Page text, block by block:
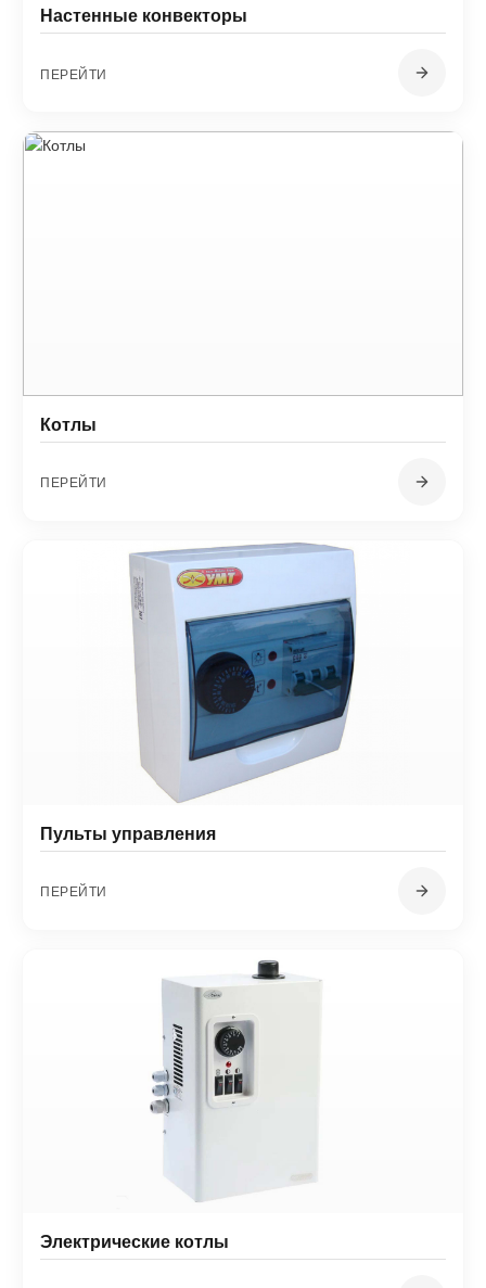
Настенные конвекторы
ПЕРЕЙТИ
Котлы
ПЕРЕЙТИ
Пульты управления
ПЕРЕЙТИ
Электрические котлы